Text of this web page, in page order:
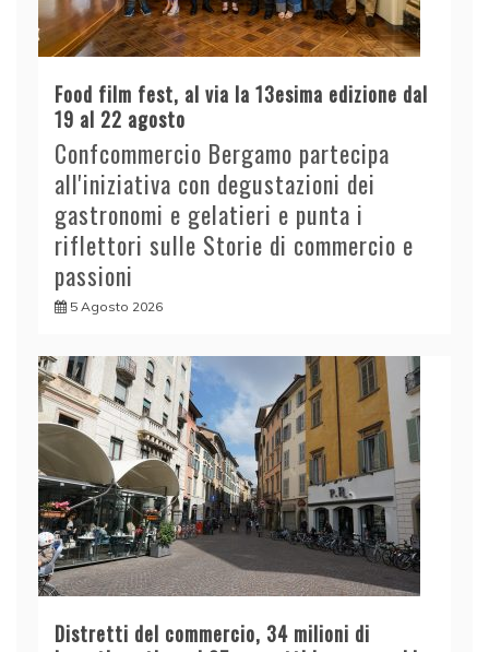
Food film fest, al via la 13esima edizione dal
19 al 22 agosto
Confcommercio Bergamo partecipa
all'iniziativa con degustazioni dei
gastronomi e gelatieri e punta i
riflettori sulle Storie di commercio e
passioni
5 Agosto 2026
Distretti del commercio, 34 milioni di